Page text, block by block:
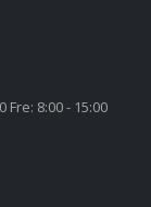
Fre: 8:00 - 15:00